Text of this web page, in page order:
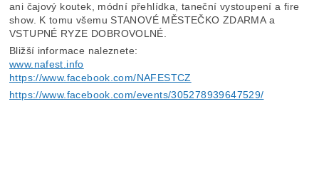
ani čajový koutek, módní přehlídka, taneční vystoupení a fire
show. K tomu všemu STANOVÉ MĚSTEČKO ZDARMA a
VSTUPNÉ RYZE DOBROVOLNÉ.
Bližší informace naleznete:
www.nafest.info
https://www.facebook.com/NAFESTCZ
https://www.facebook.com/events/305278939647529/